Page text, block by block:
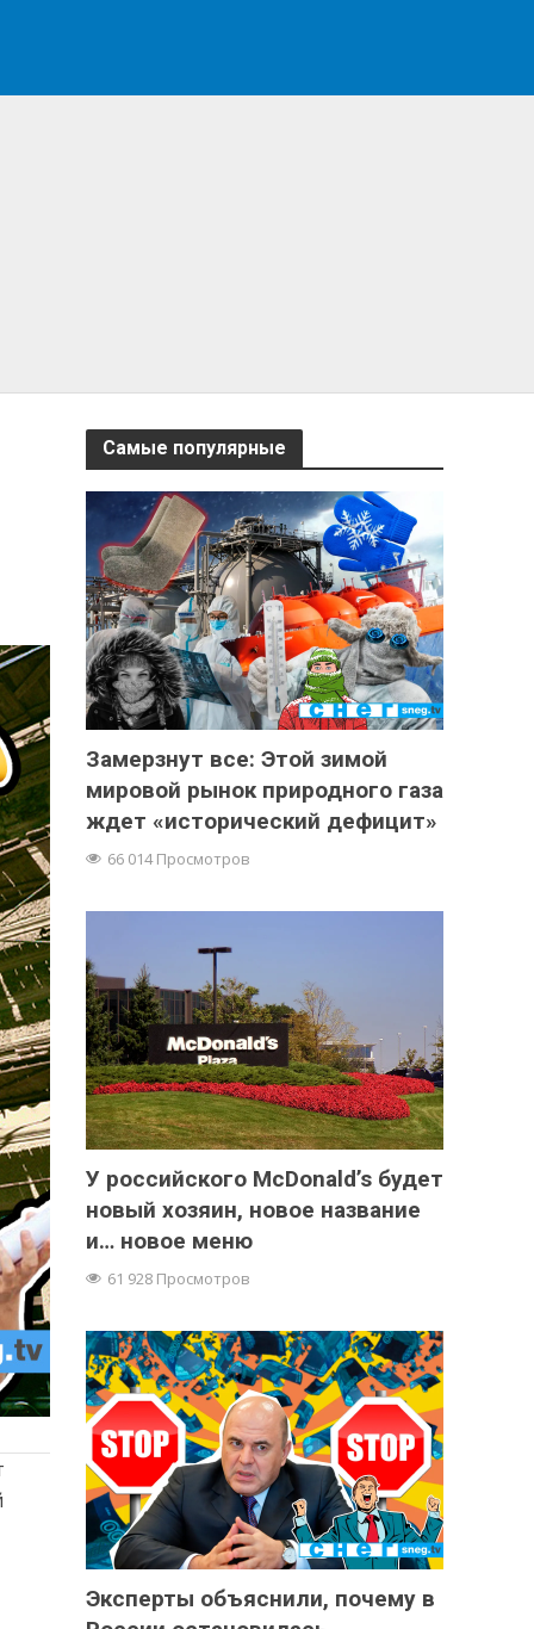
Самые популярные
Замерзнут все: Этой зимой
мировой рынок природного газа
ждет «исторический дефицит»
66 014 Просмотров
У российского McDonald’s будет
новый хозяин, новое название
и… новое меню
61 928 Просмотров
Эксперты объяснили, почему в